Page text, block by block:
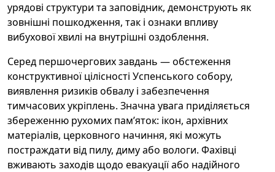
урядові структури та заповідник, демонструють як
зовнішні пошкодження, так і ознаки впливу
вибухової хвилі на внутрішні оздоблення.
Серед першочергових завдань — обстеження
конструктивної цілісності Успенського собору,
виявлення ризиків обвалу і забезпечення
тимчасових укріплень. Значна увага приділяється
збереженню рухомих пам’яток: ікон, архівних
матеріалів, церковного начиння, які можуть
постраждати від пилу, диму або вологи. Фахівці
вживають заходів щодо евакуації або надійного